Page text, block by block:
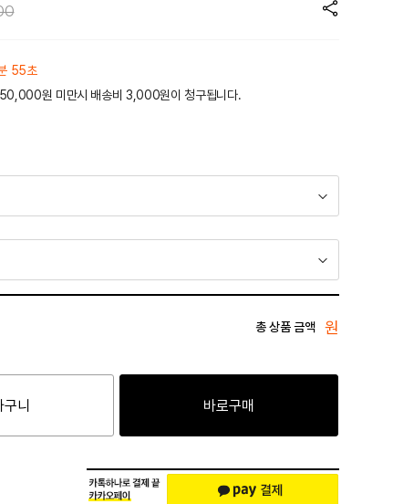
55초
50,000원 미만시 배송비 3,000원이 청구됩니다.
총 상품 금액 원
구니 바로구매